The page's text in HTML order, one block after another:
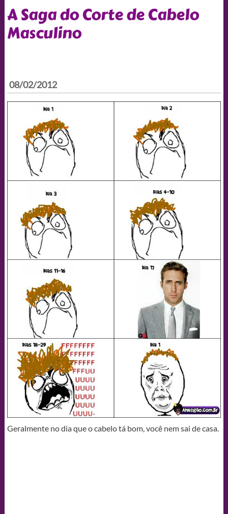
A Saga do Corte de Cabelo
Masculino
08/02/2012
Geralmente no dia que o cabelo tá bom, você nem sai de casa.